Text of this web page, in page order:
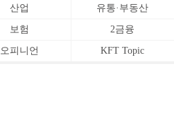
산업 유통·부동산
보험 2금융
오피니언 KFT Topic